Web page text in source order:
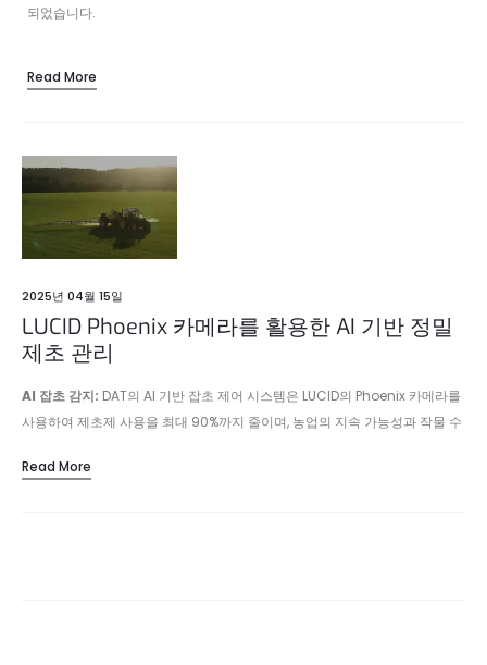
되었습니다.
Read More
2025년 04월 15일
LUCID Phoenix 카메라를 활용한 AI 기반 정밀
제초 관리
AI 잡초 감지: DAT의 AI 기반 잡초 제어 시스템은 LUCID의 Phoenix 카메라를
사용하여 제초제 사용을 최대 90%까지 줄이며, 농업의 지속 가능성과 작물 수
Read More